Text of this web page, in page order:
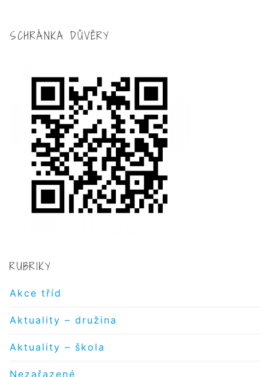
SCHRÁNKA DŮVĚRY
RUBRIKY
Akce tříd
Aktuality – družina
Aktuality – škola
Nezařazené